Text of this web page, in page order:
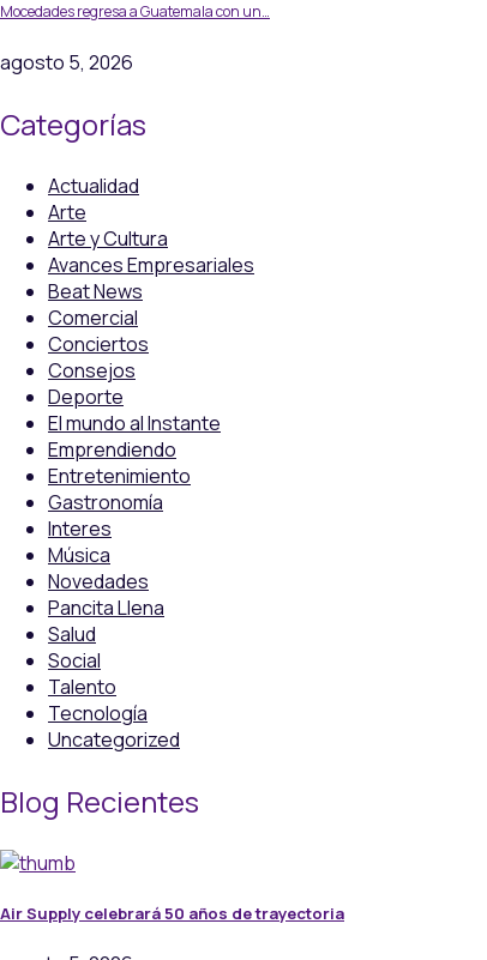
Mocedades regresa a Guatemala con un…
agosto 5, 2026
Categorías
Actualidad
Arte
Arte y Cultura
Avances Empresariales
Beat News
Comercial
Conciertos
Consejos
Deporte
El mundo al Instante
Emprendiendo
Entretenimiento
Gastronomía
Interes
Música
Novedades
Pancita Llena
Salud
Social
Talento
Tecnología
Uncategorized
Blog Recientes
Air Supply celebrará 50 años de trayectoria